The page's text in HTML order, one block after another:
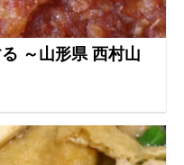
～山形県 西村山